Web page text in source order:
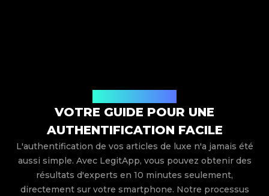
VOTRE GUIDE POUR UNE
AUTHENTIFICATION FACILE
L'authentification de vos articles de luxe n'a jamais été
aussi simple. Avec LegitApp, vous pouvez obtenir des
résultats d'experts en 10 minutes seulement,
directement sur votre smartphone. Notre processus